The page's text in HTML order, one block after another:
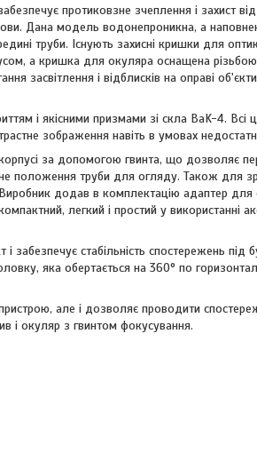
протиковзне зчеплення і захист від
Дана модель водонепроникна, а
труби. Існують захисні кришки для
а кришка для окуляра оснащена
засвітлення і відблисків на оправі
і якісними призмами зі скла BaK-4. Всі
зображення навіть в умовах
за допомогою гвинта, що дозволяє
положення труби для огляду. Також для
додав в комплектацію адаптер
легкий і простий у використанні
стабільність спостережень під
яка обертається на 360° по
але і дозволяє проводити
і окуляр з гвинтом фокусування.